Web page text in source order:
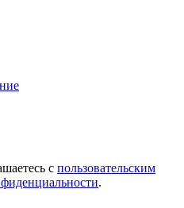
с пользовательским
.